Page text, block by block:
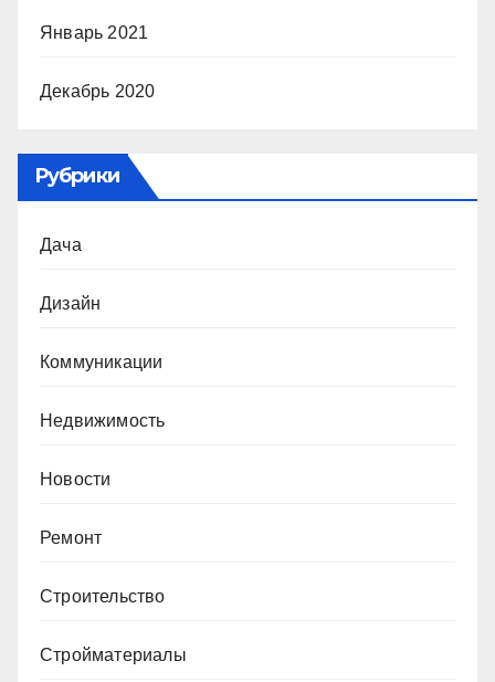
Январь 2021
Декабрь 2020
Рубрики
Дача
Дизайн
Коммуникации
Недвижимость
Новости
Ремонт
Строительство
Стройматериалы